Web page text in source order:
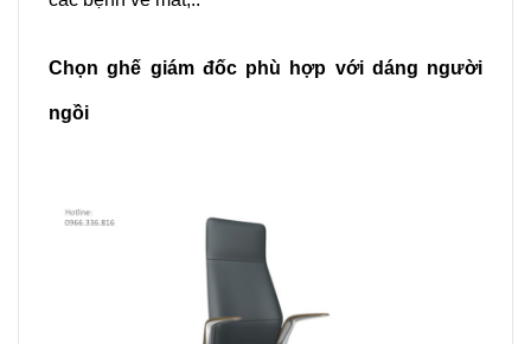
Chọn ghế giám đốc phù hợp với dáng người
ngồi